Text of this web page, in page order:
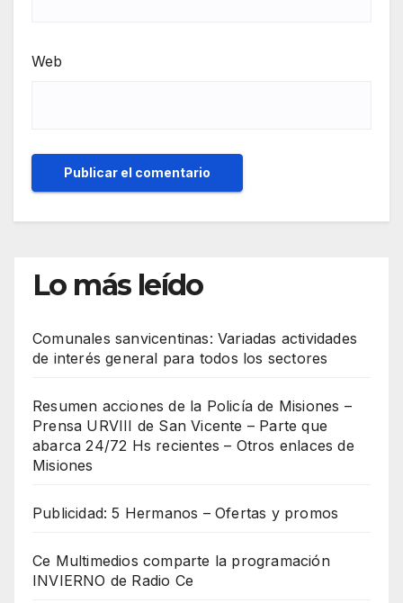
Web
Lo más leído
Comunales sanvicentinas: Variadas actividades
de interés general para todos los sectores
Resumen acciones de la Policía de Misiones –
Prensa URVIII de San Vicente – Parte que
abarca 24/72 Hs recientes – Otros enlaces de
Misiones
Publicidad: 5 Hermanos – Ofertas y promos
Ce Multimedios comparte la programación
INVIERNO de Radio Ce